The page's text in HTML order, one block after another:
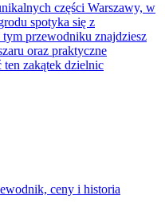
części Warszawy, w
spotyka się z
przewodniku znajdziesz
oraz praktyczne
zakątek dzielnic
ceny i historia